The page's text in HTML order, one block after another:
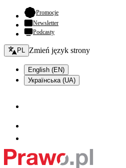
Promocje- otwiera się w nowej karcie
Newsletter
Podcasty
Zmień język - bieżący:
PL Zmień język strony
English (EN)
Українська (UA)